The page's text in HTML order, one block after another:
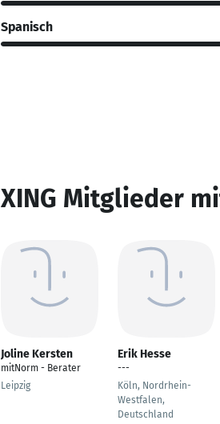
Spanisch
XING Mitglieder
Joline Kersten
mitNorm - Berater
Leipzig
Erik Hesse
---
Köln, Nordrhein-
Westfalen,
Deutschland